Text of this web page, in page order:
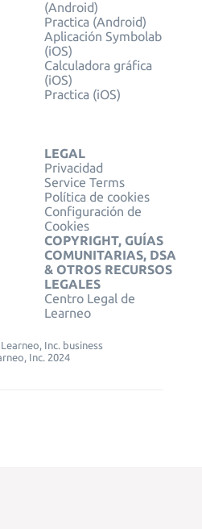
(Android)
Practica (Android)
Aplicación Symbolab
(iOS)
Calculadora gráfica
(iOS)
Practica (iOS)
LEGAL
Privacidad
Service Terms
Política de cookies
Configuración de
Cookies
COPYRIGHT, GUÍAS
COMUNITARIAS, DSA
& OTROS RECURSOS
LEGALES
Centro Legal de
Learneo
Inc. business
Inc. 2024